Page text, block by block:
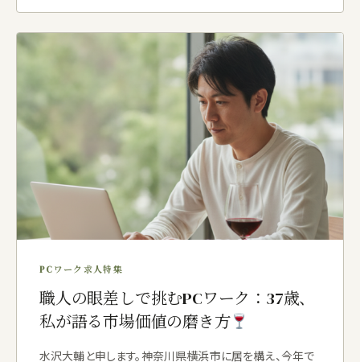
PCワーク求人特集
職人の眼差しで挑むPCワーク：37歳、
私が語る市場価値の磨き方
水沢大輔と申します。神奈川県横浜市に居を構え、今年で